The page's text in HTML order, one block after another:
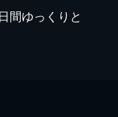
間ゆっくりと